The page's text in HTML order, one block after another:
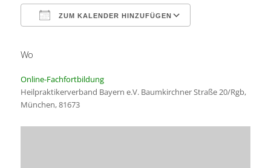
ZUM KALENDER HINZUFÜGEN
Wo
Online-Fachfortbildung
Heilpraktikerverband Bayern e.V. Baumkirchner Straße 20/Rgb,
München, 81673